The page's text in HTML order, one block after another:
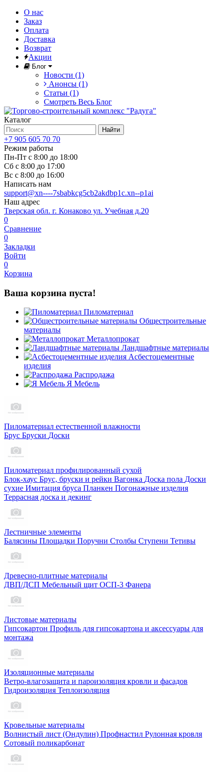
О нас
Заказ
Оплата
Доставка
Возврат
Акции
Блог
Новости (1)
Анонсы (1)
Статьи (1)
Смотреть Весь Блог
Каталог
Найти
+7 905 605 70 70
Режим работы
Пн-Пт с 8:00 до 18:00
Сб с 8:00 до 17:00
Вс с 8:00 до 16:00
Написать нам
support@xn----7sbabkcg5cb2akdbp1c.xn--p1ai
Наш адрес
Тверская обл. г. Конаково ул. Учебная д.20
0
Сравнение
0
Закладки
Войти
0
Корзина
Ваша корзина пуста!
Пиломатериал
Общестроительные
материалы
Металлопрокат
Ландшафтные материалы
Асбестоцементные
изделия
Распродажа
Я Мебель
Пиломатериал естественной влажности
Брус Бруски Доски
Пиломатериал профилированный сухой
Блок-хаус Брус, бруски и рейки Вагонка Доска пола Доски
сухие Имитация бруса Планкен Погонажные изделия
Террасная доска и декинг
Лестничные элементы
Балясины Площадки Поручни Столбы Ступени Тетивы
Древесно-плитные материалы
ДВП/ДСП Мебельный щит ОСП-3 Фанера
Листовые материалы
Гипсокартон Профиль для гипсокартона и аксессуары для
монтажа
Изоляционные материалы
Ветро-влагозащита и пароизоляция кровли и фасадов
Гидроизоляция Теплоизоляция
Кровельные материалы
Волнистый лист (Ондулин) Профнастил Рулонная кровля
Сотовый поликарбонат